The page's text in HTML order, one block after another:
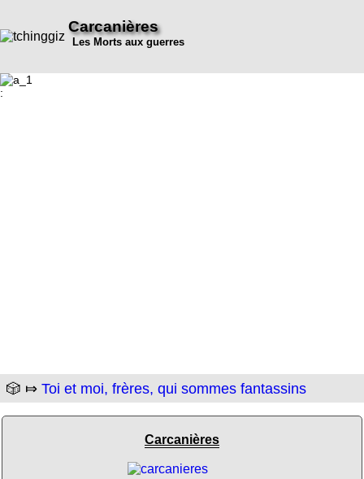
Carcanières
Les Morts aux guerres
:
🎲 ⤇ Toi et moi, frères, qui sommes fantassins
Carcanières